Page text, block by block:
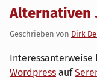
Alternativen
Geschrieben von Dirk
Interessanterweise
Wordpress auf